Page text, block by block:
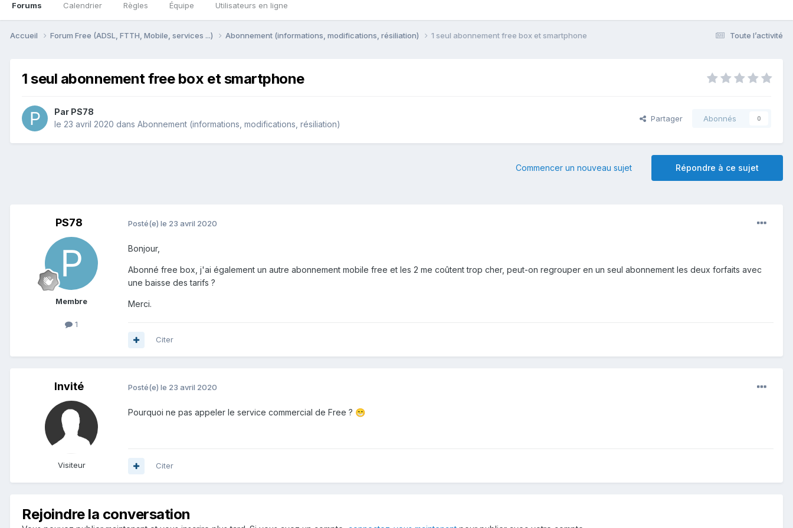
Forums Calendrier Règles Équipe Utilisateurs en ligne
Toute l’activité
Accueil Forum Free (ADSL, FTTH, Mobile, services ...) Abonnement (informations, modifications, résiliation) 1 seul abonnement free box et smartphone
1 seul abonnement free box et smartphone
Par PS78
le 23 avril 2020 dans Abonnement (informations, modifications, résiliation)
Partager Abonnés 0
Répondre à ce sujet
Commencer un nouveau sujet
PS78
Membre
1
Posté(e) le 23 avril 2020
Bonjour,
Abonné free box, j'ai également un autre abonnement mobile free et les 2 me coûtent trop cher, peut-on regrouper en un seul abonnement les deux forfaits avec
une baisse des tarifs ?
Merci.
Citer
Invité
Visiteur
Posté(e) le 23 avril 2020
Pourquoi ne pas appeler le service commercial de Free ? 😁
Citer
Rejoindre la conversation